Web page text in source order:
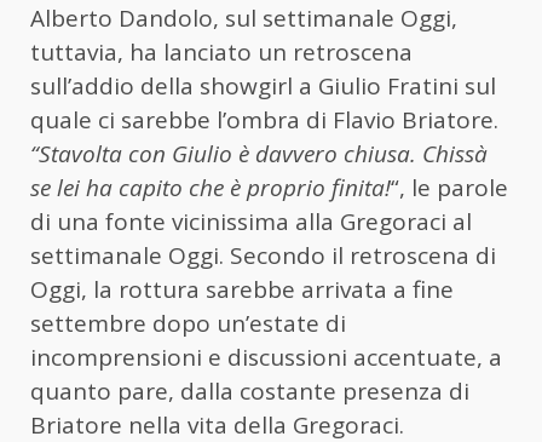
Alberto Dandolo, sul settimanale Oggi,
tuttavia, ha lanciato un retroscena
sull’addio della showgirl a Giulio Fratini sul
quale ci sarebbe l’ombra di Flavio Briatore.
“Stavolta con Giulio è davvero chiusa. Chissà
se lei ha capito che è proprio finita!“, le parole
di una fonte vicinissima alla Gregoraci al
settimanale Oggi. Secondo il retroscena di
Oggi, la rottura sarebbe arrivata a fine
settembre dopo un’estate di
incomprensioni e discussioni accentuate, a
quanto pare, dalla costante presenza di
Briatore nella vita della Gregoraci.